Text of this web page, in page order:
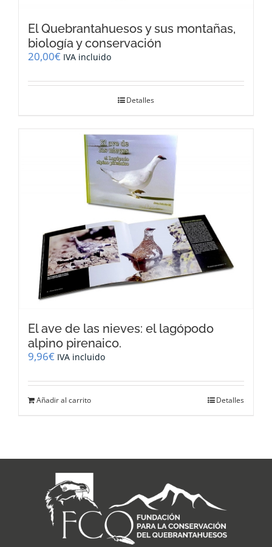
El Quebrantahuesos y sus montañas,
biología y conservación
20,00€ IVA incluido
Detalles
El ave de las nieves: el lagópodo
alpino pirenaico.
9,96€ IVA incluido
Añadir al carrito Detalles